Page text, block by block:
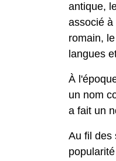
antique,
associé à
romain,
langues
À
un nom
a fait un
Au fil des